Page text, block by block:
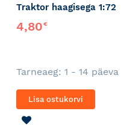
Traktor haagisega 1:72
4,80€
Tarneaeg: 1 - 14 päeva
Lisa ostukorvi